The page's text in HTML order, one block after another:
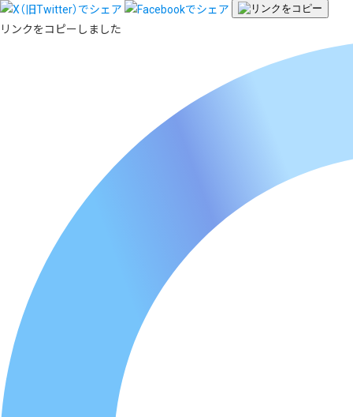
リンクをコピーしました